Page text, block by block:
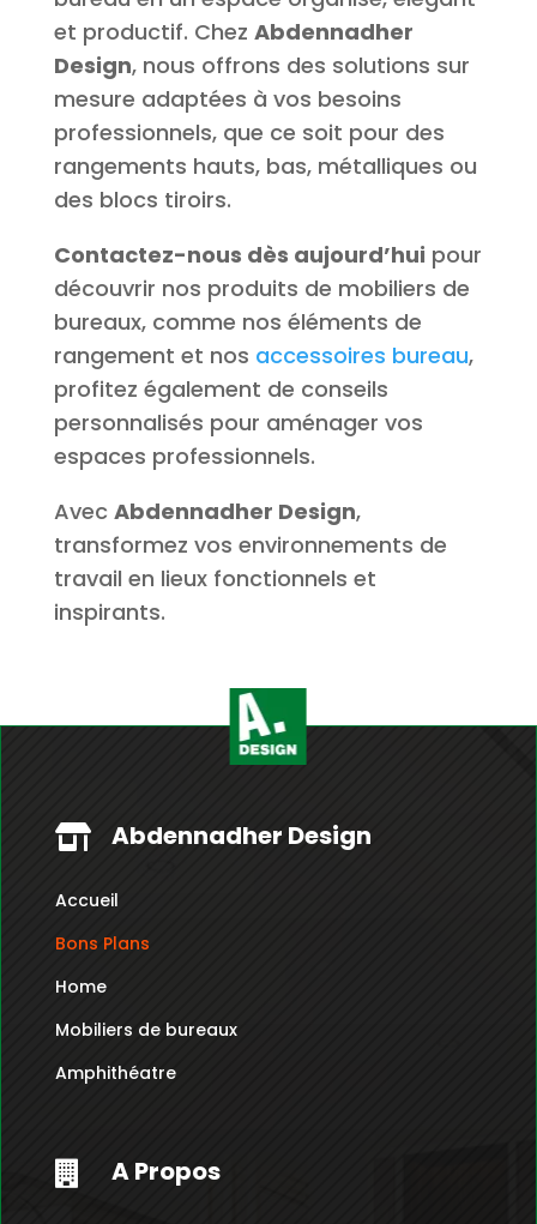
et productif. Chez Abdennadher
Design, nous offrons des solutions sur
mesure adaptées à vos besoins
professionnels, que ce soit pour des
rangements hauts, bas, métalliques ou
des blocs tiroirs.
Contactez-nous dès aujourd’hui pour
découvrir nos produits de mobiliers de
bureaux, comme nos éléments de
rangement et nos accessoires bureau,
profitez également de conseils
personnalisés pour aménager vos
espaces professionnels.
Avec Abdennadher Design,
transformez vos environnements de
travail en lieux fonctionnels et
inspirants.
 Abdennadher Design
Accueil
Bons Plans
Home
Mobiliers de bureaux
Amphithéatre
 A Propos